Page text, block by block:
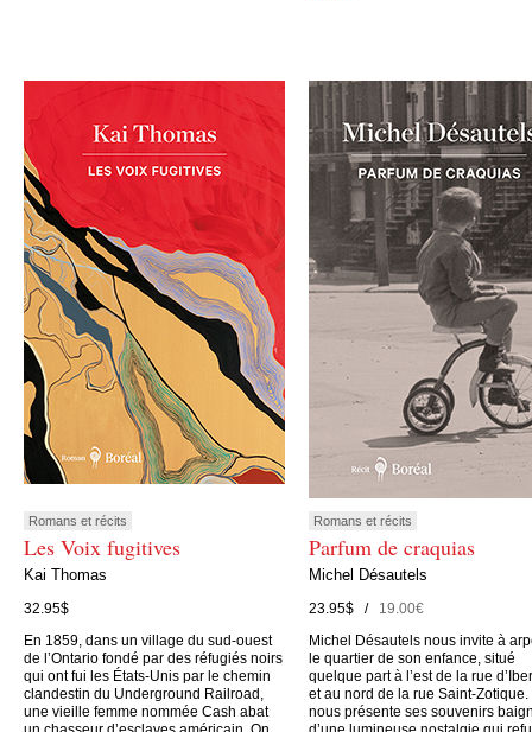
Romans et récits
Les Voix fugitives
Kai Thomas
32.95$
En 1859, dans un village du sud-ouest
de l’Ontario fondé par des réfugiés noirs
qui ont fui les États-Unis par le chemin
clandestin du Underground Railroad,
une vieille femme nommée Cash abat
Romans et récits
Parfum de craquias
Michel Désautels
23.95$ /19.00€
Michel Désautels nous invite à
le quartier de son enfance, situé
quelque part à l’est de la rue
et au nord de la rue Saint-Zotique.
nous présente ses souvenirs